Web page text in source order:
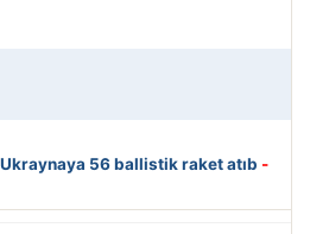
56 ballistik raket atıb -